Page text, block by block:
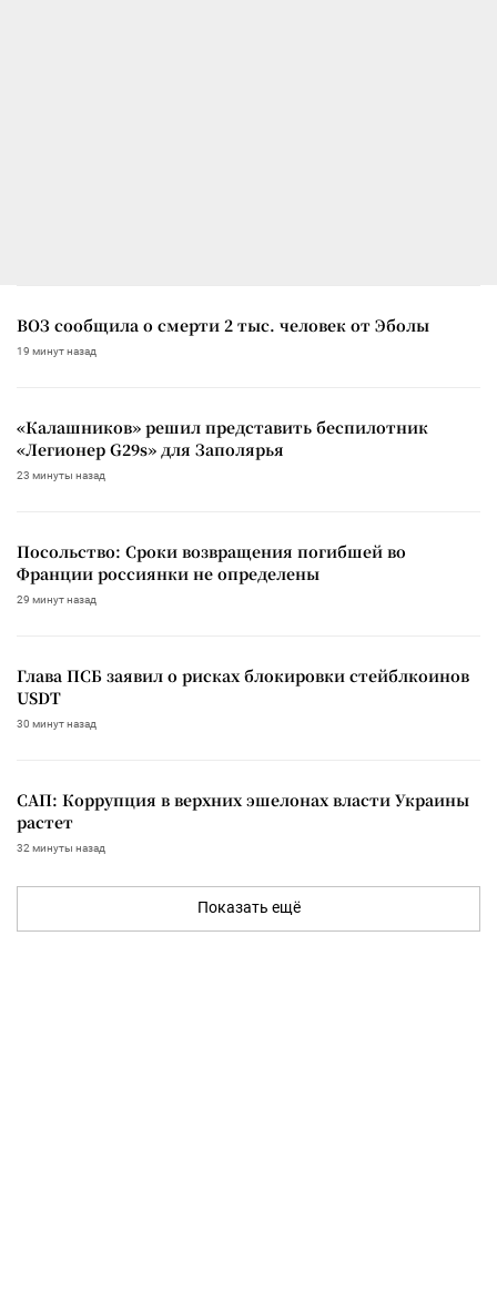
ВОЗ сообщила о смерти 2 тыс. человек от Эболы
19 минут назад
«Калашников» решил представить беспилотник
«Легионер G29s» для Заполярья
23 минуты назад
Посольство: Сроки возвращения погибшей во
Франции россиянки не определены
29 минут назад
Глава ПСБ заявил о рисках блокировки стейблкоинов
USDT
30 минут назад
САП: Коррупция в верхних эшелонах власти Украины
растет
32 минуты назад
Показать ещё